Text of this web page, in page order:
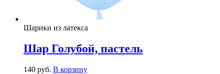
Шарики из латекса
Шар Голубой, пастель
140 руб. В корзину